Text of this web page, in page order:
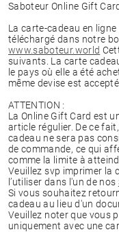
Saboteur Online Gift
La carte-cadeau en
téléchargé dans notre
www.saboteur.world
suivants. La carte
le pays où elle a été
même devise est
ATTENTION :
La Online Gift Card est
article régulier. De ce
cadeau ne sera pas
de commande, ce qui
comme la limite à
Veuillez svp imprimer la
l’utiliser dans l'un de nos
Si vous souhaitez
cadeau au lieu d'un
Veuillez noter que vous
uniquement avec une